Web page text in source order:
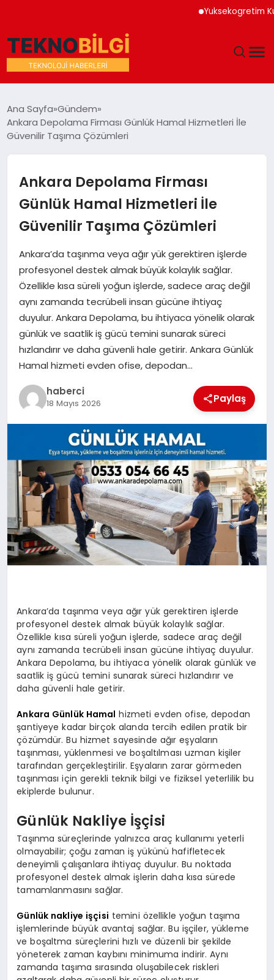
Yuksekogretim
DÜNYA
MAGAZIN
SAĞLIK
SIYASET
SPOR
TEKNOLOJI
YAŞAM
Ana Sayfa Gündem
Ankara Depolama Firması Günlük Hamal Hizmetleri İle
Güvenilir Taşıma Çözümleri
Ankara Depolama Firması
Günlük Hamal Hizmetleri İle
Güvenilir Taşıma Çözümleri
Ankara’da taşınma veya ağır yük gerektiren işlerde
profesyonel destek almak büyük kolaylık sağlar.
Özellikle kısa süreli yoğun işlerde, sadece araç değil
aynı zamanda tecrübeli insan gücüne ihtiyaç
duyulur. Ankara Depolama, bu ihtiyaca yönelik olarak
günlük ve saatlik iş gücü temini sunarak süreci
hızlandırır ve daha güvenli hale getirir. Ankara Günlük
Hamal hizmeti evden ofise, depodan…
haberci
18 Mayıs 2026 Paylaş
Ankara’da taşınma veya ağır yük gerektiren işlerde
profesyonel destek almak büyük kolaylık sağlar.
Özellikle kısa süreli yoğun işlerde, sadece araç değil
aynı zamanda tecrübeli insan gücüne ihtiyaç duyulur.
Ankara Depolama, bu ihtiyaca yönelik olarak günlük ve
saatlik iş gücü temini sunarak süreci hızlandırır ve
daha güvenli hale getirir.
Ankara Günlük Hamal hizmeti evden ofise, depodan
şantiyeye kadar birçok alanda tercih edilen pratik bir
çözümdür. Bu hizmet sayesinde ağır eşyaların
taşınması, yüklenmesi ve boşaltılması uzman kişiler
tarafından gerçekleştirilir. Eşyaların zarar görmeden
taşınması için gerekli teknik bilgi ve fiziksel yeterlilik bu
ekiplerde bulunur.
Günlük Nakliye İşçisi
Taşınma süreçlerinde yalnızca araç kullanımı yeterli
olmayabilir; çoğu zaman iş yükünü hafifletecek
deneyimli çalışanlara ihtiyaç duyulur. Bu noktada
profesyonel destek almak işlerin daha kısa sürede
tamamlanmasını sağlar.
Günlük nakliye işçisi temini özellikle yoğun taşıma
işlemlerinde büyük avantaj sağlar. Bu işçiler, yükleme
ve boşaltma süreçlerini hızlı ve düzenli bir şekilde
yöneterek zaman kaybını minimuma indirir. Aynı
zamanda taşıma sırasında oluşabilecek riskleri